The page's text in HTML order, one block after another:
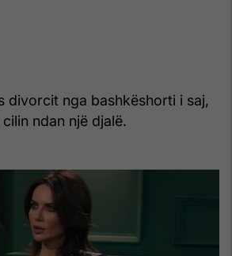
divorcit nga bashkëshorti i saj,
ndan një djalë.